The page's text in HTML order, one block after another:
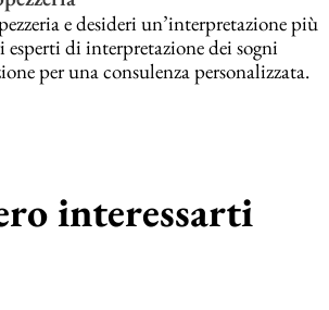
e desideri un’interpretazione più
di interpretazione dei sogni
per una consulenza personalizzata.
interessarti